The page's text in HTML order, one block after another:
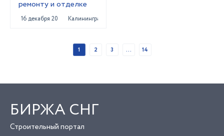
ремонту и отделке
16 декабря 2023 Калининград
1 2 3 ... 14
БИРЖА СНГ
Строительный портал